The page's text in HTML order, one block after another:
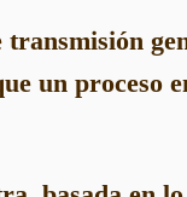
un proceso